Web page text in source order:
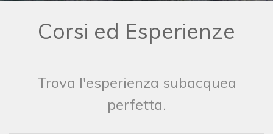
Corsi ed Esperienze
Trova l'esperienza subacquea
perfetta.